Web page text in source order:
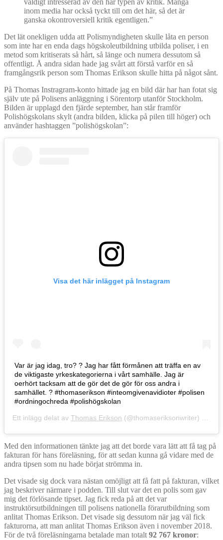
väldigt intresserad av den här typen av kritik. Många
inom media har också tyckt till om det här, så det är
ganska okontroversiell kritik egentligen.”
Det lät onekligen udda att Polismyndigheten skulle låta en person
som inte har en enda dags högskoleutbildning utbilda poliser, i en
metod som kritiserats så hårt, så länge och numera dessutom så
offentligt. Å andra sidan hade jag svårt att förstå varför en så
framgångsrik person som Thomas Erikson skulle hitta på något sånt.
På Thomas Instragram-konto hittade jag en bild där har han fotat sig
själv ute på Polisens anläggning i Sörentorp utanför Stockholm.
Bilden är upplagd den fjärde september, han står framför
Polishögskolans skylt (andra bilden, klicka på pilen till höger) och
använder hashtaggen ”polishögskolan”:
Visa det här inlägget på Instagram
Var är jag idag, tro? ? Jag har fått förmånen att träffa en av
de viktigaste yrkeskategorierna i vårt samhälle. Jag är
oerhört tacksam att de gör det de gör för oss andra i
samhället. ? #thomaserikson #inteomgivenavidioter #polisen
#ordningochreda #polishögskolan
Ett inlägg delat av Thomas Erikson (@thomaseriksonwriter) 4 Sep
Med den informationen tänkte jag att det borde vara lätt att få tag på
fakturan för hans föreläsning, för att sedan kunna gå vidare med de
andra tipsen som nu hade börjat strömma in.
Det visade sig dock vara nästan omöjligt att få fatt på fakturan, vilket
jag beskriver närmare i podden. Till slut var det en polis som gav
mig det förlösande tipset. Jag fick reda på att det var
instruktörsutbildningen till polisens nationella förarutbildning som
anlitat Thomas Erikson. Det visade sig dessutom när jag väl fick
fakturorna, att man anlitat Thomas Erikson även i november 2018.
För de två föreläsningarna betalade man totalt 92 767 kronor: